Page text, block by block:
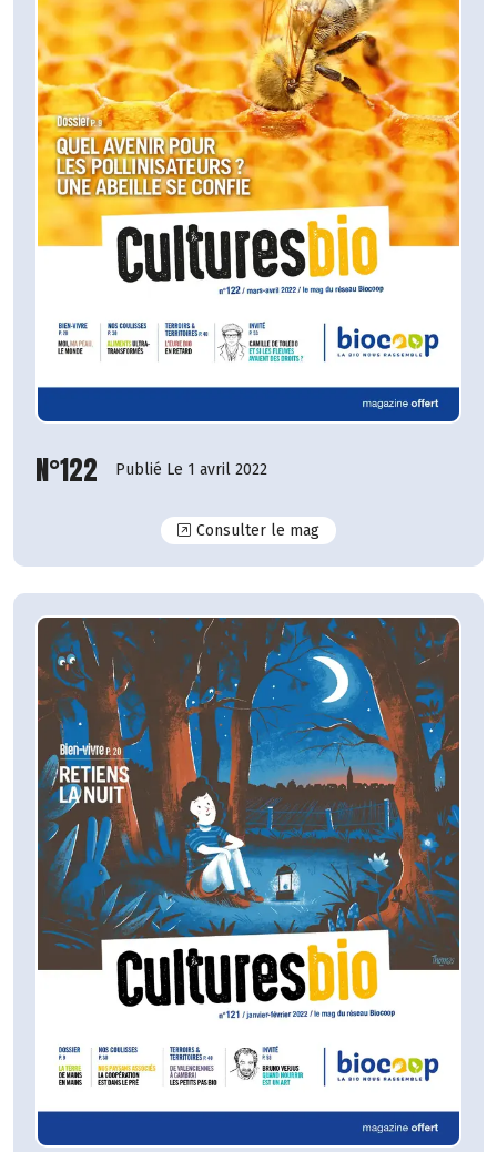
N°122 Publié Le 1 avril 2022
Consulter le magN°122